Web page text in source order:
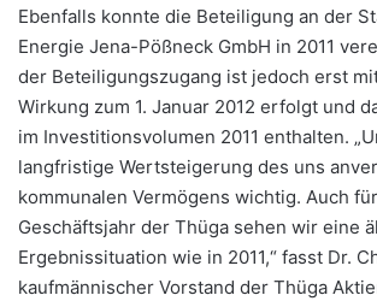
Ebenfalls konnte die Beteiligung an der
Energie Jena-Pößneck GmbH in 2011
der Beteiligungszugang ist jedoch erst
Wirkung zum 1. Januar 2012 erfolgt und
im Investitionsvolumen 2011 enthalten.
langfristige Wertsteigerung des uns
kommunalen Vermögens wichtig. Auch
Geschäftsjahr der Thüga sehen wir eine
Ergebnissituation wie in 2011,“ fasst Dr.
kaufmännischer Vorstand der Thüga